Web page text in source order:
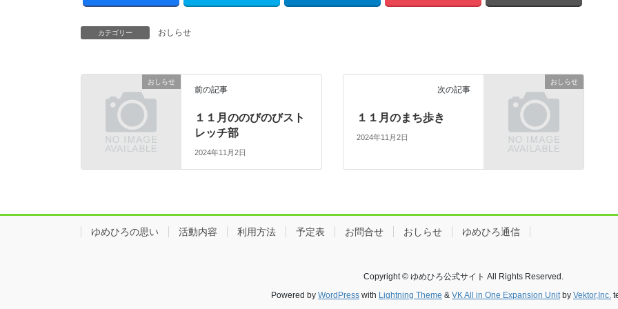
カテゴリー おしらせ
おしらせ
前の記事
１１月ののびのびスト
レッチ部
2024年11月2日
おしらせ
次の記事
１１月のまち歩き
2024年11月2日
ゆめひろの思い 活動内容 利用方法 予定表 お問合せ おしらせ ゆめひろ通信
Copyright © ゆめひろ公式サイト All Rights Reserved.
Powered by WordPress with Lightning Theme & VK All in One Expansion Unitby Vektor,Inc.